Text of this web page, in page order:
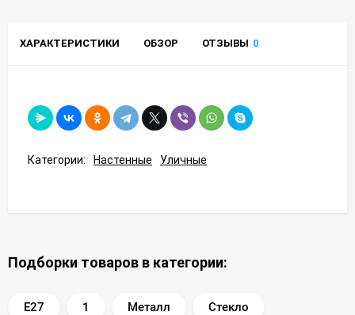
ХАРАКТЕРИСТИКИ ОБЗОР ОТЗЫВЫ 0
Категории: Настенные Уличные
Подборки товаров в категории:
E27 1 Металл Стекло